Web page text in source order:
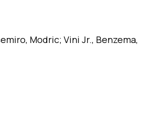
Modric; Vini Jr., Benzema,